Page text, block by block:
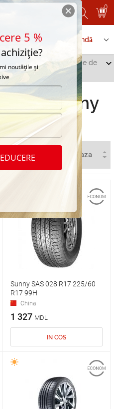
0
Serviciu de comandă
Singera/
Anvelope de
Sunny
Sunny SAS 028 R17 225/60
R17 99H
China
1 327 MDL
IN COS
5 %
noutățile și